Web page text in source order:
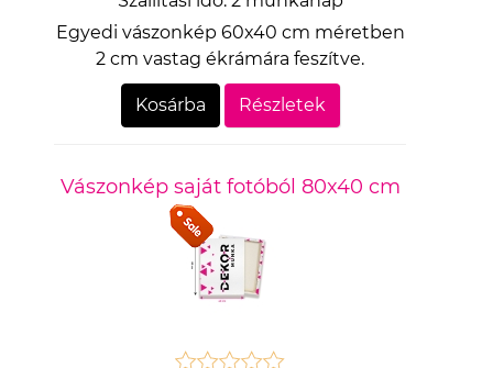
Egyedi vászonkép 60x40 cm méretben
2 cm vastag ékrámára feszítve.
Kosárba Részletek
Vászonkép saját fotóból 80x40 cm